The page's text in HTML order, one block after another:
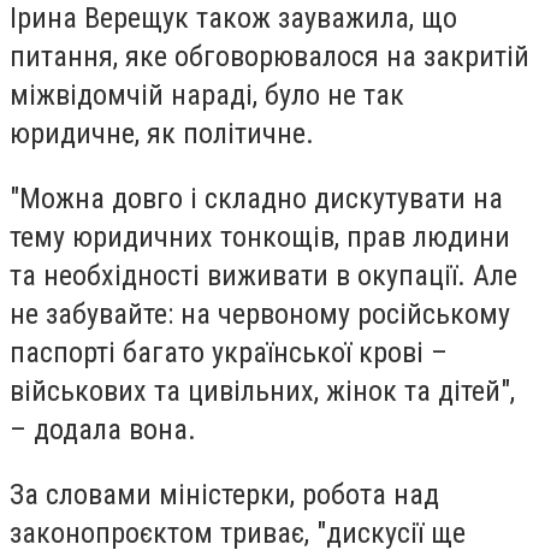
Ірина Верещук також зауважила, що
питання, яке обговорювалося на закритій
міжвідомчій нараді, було не так
юридичне, як політичне.
"Можна довго і складно дискутувати на
тему юридичних тонкощів, прав людини
та необхідності виживати в окупації. Але
не забувайте: на червоному російському
паспорті багато української крові –
військових та цивільних, жінок та дітей",
– додала вона.
За словами міністерки, робота над
законопроєктом триває, "дискусії ще